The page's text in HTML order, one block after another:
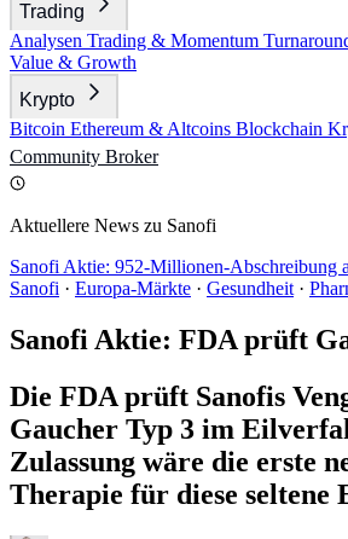
Trading
Analysen Trading & Momentum
Value & Growth
Krypto
Bitcoin Ethereum & Altcoins Blockchain
Community Broker
Aktuellere News zu Sanofi
Sanofi Aktie: 952-Millionen-Abschreibung
Sanofi · Europa-Märkte · Gesundheit ·
Sanofi Aktie: FDA prüft
Die FDA prüft Sanofis
Gaucher Typ 3 im
Zulassung wäre die erste
Therapie für diese seltene